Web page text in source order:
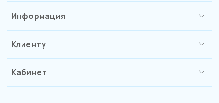
Информация
Клиенту
Кабинет